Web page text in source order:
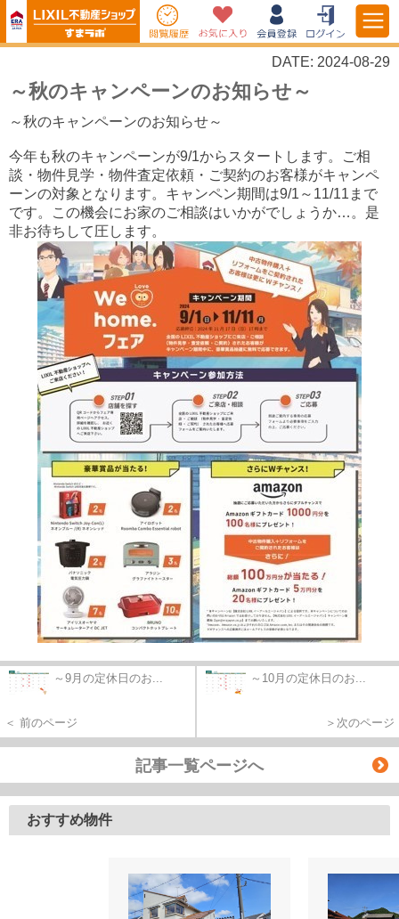
DATE: 2024-08-29
～秋のキャンペーンのお知らせ～
～秋のキャンペーンのお知らせ～
今年も秋のキャンペーンが9/1からスタートします。ご相
談・物件見学・物件査定依頼・ご契約のお客様がキャンペ
ーンの対象となります。キャンペン期間は9/1～11/11まで
です。この機会にお家のご相談はいかがでしょうか…。是
非お待ちして圧します。
～9月の定休日のお...
＜ 前のページ
～10月の定休日のお...
＞次のページ
記事一覧ページへ
おすすめ物件